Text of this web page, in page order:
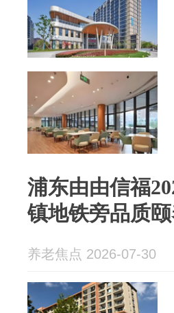
浦东由由信福
镇地铁旁品质
养老焦点 2026-07-30